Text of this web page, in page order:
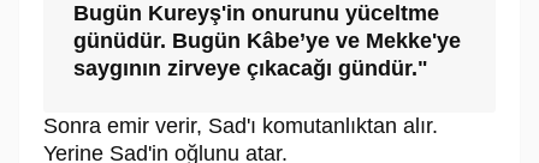
Bugün Kureyş'in onurunu yüceltme
günüdür. Bugün Kâbe’ye ve Mekke'ye
saygının zirveye çıkacağı gündür."
Sonra emir verir, Sad'ı komutanlıktan alır.
Yerine Sad'in oğlunu atar.